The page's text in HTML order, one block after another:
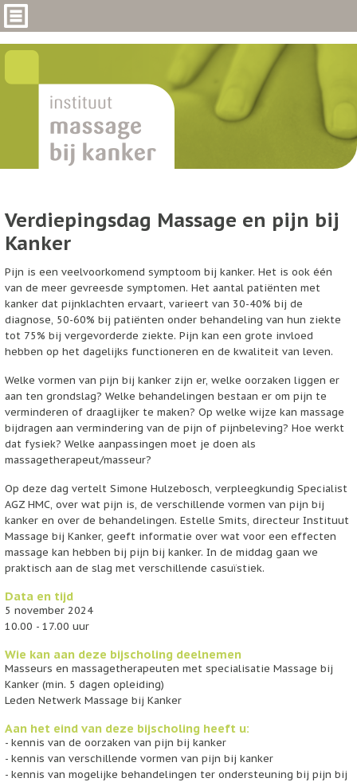
Verdiepingsdag Massage en pijn bij
Kanker
Pijn is een veelvoorkomend symptoom bij kanker. Het is ook één
van de meer gevreesde symptomen. Het aantal patiënten met
kanker dat pijnklachten ervaart, varieert van 30-40% bij de
diagnose, 50-60% bij patiënten onder behandeling van hun ziekte
tot 75% bij vergevorderde ziekte. Pijn kan een grote invloed
hebben op het dagelijks functioneren en de kwaliteit van leven.
Welke vormen van pijn bij kanker zijn er, welke oorzaken liggen er
aan ten grondslag? Welke behandelingen bestaan er om pijn te
verminderen of draaglijker te maken? Op welke wijze kan massage
bijdragen aan vermindering van de pijn of pijnbeleving? Hoe werkt
dat fysiek? Welke aanpassingen moet je doen als
massagetherapeut/masseur?
Op deze dag vertelt Simone Hulzebosch, verpleegkundig Specialist
AGZ HMC, over wat pijn is, de verschillende vormen van pijn bij
kanker en over de behandelingen. Estelle Smits, directeur Instituut
Massage bij Kanker, geeft informatie over wat voor een effecten
massage kan hebben bij pijn bij kanker. In de middag gaan we
praktisch aan de slag met verschillende casuïstiek.
Data en tijd
5 november 2024
10.00 - 17.00 uur
Wie kan aan deze bijscholing deelnemen
Masseurs en massagetherapeuten met specialisatie Massage bij
Kanker (min. 5 dagen opleiding)
Leden Netwerk Massage bij Kanker
Aan het eind van deze bijscholing heeft u:
- kennis van de oorzaken van pijn bij kanker
- kennis van verschillende vormen van pijn bij kanker
- kennis van mogelijke behandelingen ter ondersteuning bij pijn bij